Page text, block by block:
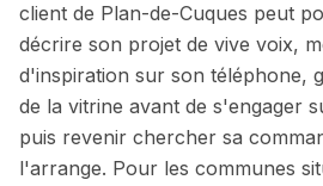
client de Plan-de-Cuques peut
décrire son projet de vive voix,
d'inspiration sur son téléphone,
de la vitrine avant de s'engager
puis revenir chercher sa
l'arrange. Pour les communes